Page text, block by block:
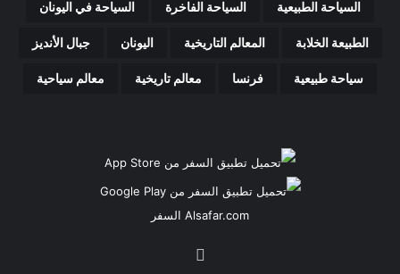
السياحة الطبيعية السياحة الفاخرة السياحة في اليونان
الطبيعة الخلابة المعالم التاريخية اليونان جبال الأنديز
سياحة طبيعية فرنسا معالم تاريخية معالم سياحية
Alsafar.com السفر